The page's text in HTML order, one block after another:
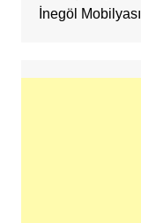
İnegöl Mobilyası